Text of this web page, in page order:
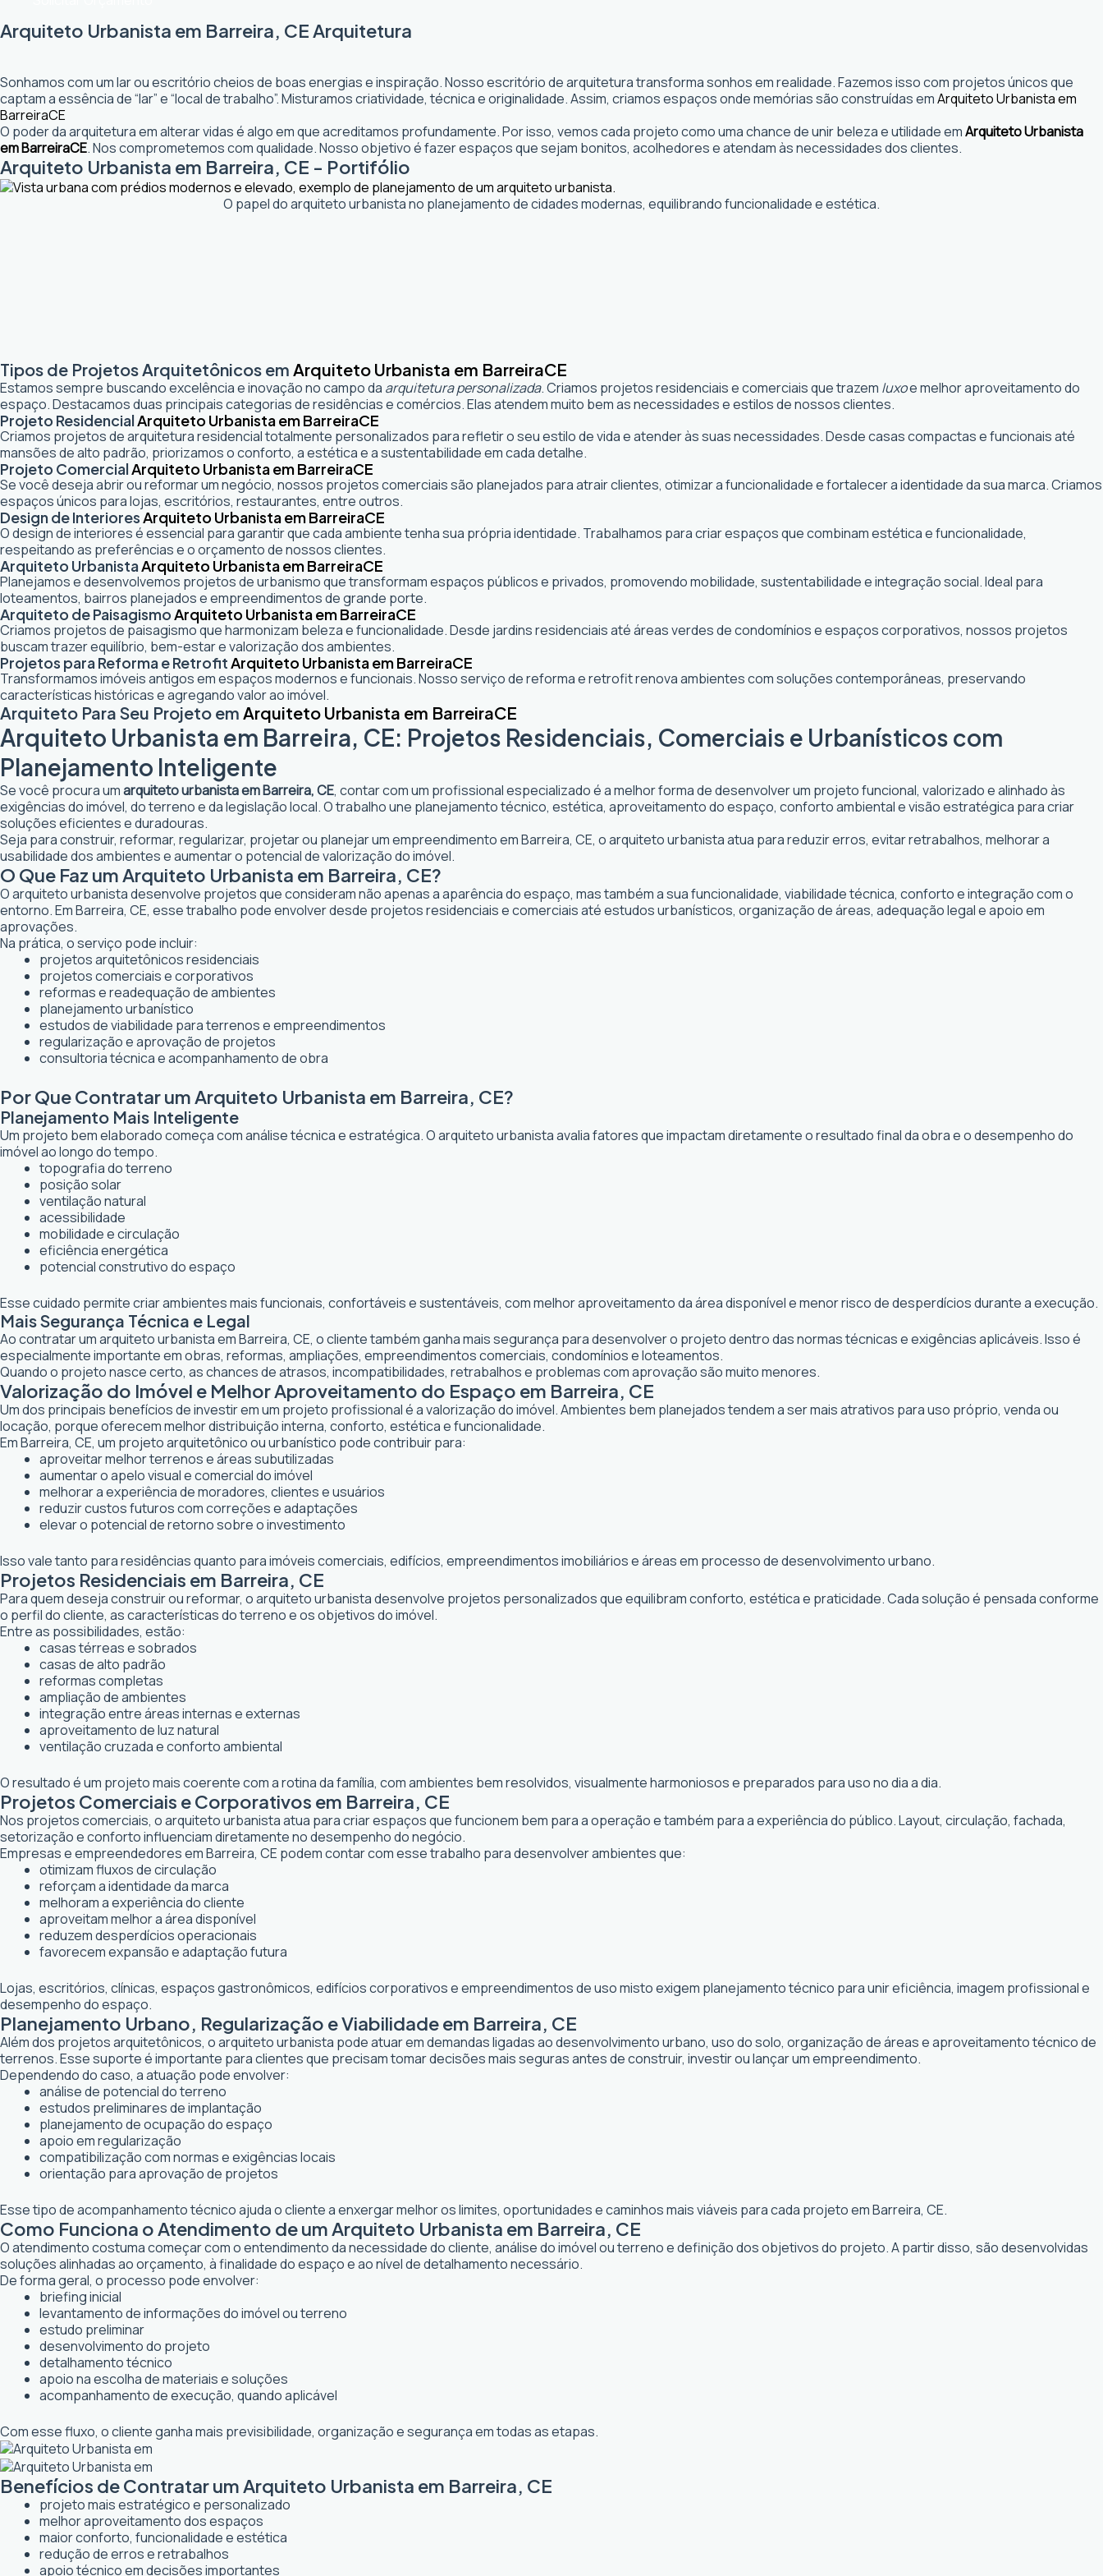
Arquiteto Urbanista em Barreira, CE Arquitetura
Sonhamos com um lar ou escritório cheios de boas energias e inspiração. Nosso escritório de arquitetura transforma sonhos em realidade. Fazemos isso com projetos únicos que
captam a essência de “lar” e “local de trabalho”. Misturamos criatividade, técnica e originalidade. Assim, criamos espaços onde memórias são construídas emArquiteto Urbanista em
BarreiraCE
O poder da arquitetura em alterar vidas é algo em que acreditamos profundamente. Por isso, vemos cada projeto como uma chance de unir beleza e utilidade emArquiteto Urbanista
em BarreiraCE. Nos comprometemos com qualidade. Nosso objetivo é fazer espaços que sejam bonitos, acolhedores e atendam às necessidades dos clientes.
Arquiteto Urbanista em Barreira, CE - Portifólio
O papel do arquiteto urbanista no planejamento de cidades modernas, equilibrando funcionalidade e estética.
Tipos de Projetos Arquitetônicos em Arquiteto Urbanista em BarreiraCE
Estamos sempre buscando excelência e inovação no campo da arquitetura personalizada. Criamos projetos residenciais e comerciais que trazem luxoe melhor aproveitamento do
espaço. Destacamos duas principais categorias de residências e comércios. Elas atendem muito bem as necessidades e estilos de nossos clientes.
Projeto ResidencialArquiteto Urbanista em BarreiraCE
Criamos projetos de arquitetura residencial totalmente personalizados para refletir o seu estilo de vida e atender às suas necessidades. Desde casas compactas e funcionais até
mansões de alto padrão, priorizamos o conforto, a estética e a sustentabilidade em cada detalhe.
Projeto ComercialArquiteto Urbanista em BarreiraCE
Se você deseja abrir ou reformar um negócio, nossos projetos comerciais são planejados para atrair clientes, otimizar a funcionalidade e fortalecer a identidade da sua marca. Criamos
espaços únicos para lojas, escritórios, restaurantes, entre outros.
Design de InterioresArquiteto Urbanista em BarreiraCE
O design de interiores é essencial para garantir que cada ambiente tenha sua própria identidade. Trabalhamos para criar espaços que combinam estética e funcionalidade,
respeitando as preferências e o orçamento de nossos clientes.
Arquiteto UrbanistaArquiteto Urbanista em BarreiraCE
Planejamos e desenvolvemos projetos de urbanismo que transformam espaços públicos e privados, promovendo mobilidade, sustentabilidade e integração social. Ideal para
loteamentos, bairros planejados e empreendimentos de grande porte.
Arquiteto de PaisagismoArquiteto Urbanista em BarreiraCE
Criamos projetos de paisagismo que harmonizam beleza e funcionalidade. Desde jardins residenciais até áreas verdes de condomínios e espaços corporativos, nossos projetos
buscam trazer equilíbrio, bem-estar e valorização dos ambientes.
Projetos para Reforma e RetrofitArquiteto Urbanista em BarreiraCE
Transformamos imóveis antigos em espaços modernos e funcionais. Nosso serviço de reforma e retrofit renova ambientes com soluções contemporâneas, preservando
características históricas e agregando valor ao imóvel.
Arquiteto Para Seu Projeto em Arquiteto Urbanista em BarreiraCE
Arquiteto Urbanista em Barreira, CE: Projetos Residenciais, Comerciais e Urbanísticos com
Planejamento Inteligente
Se você procura umarquiteto urbanista em Barreira, CE, contar com um profissional especializado é a melhor forma de desenvolver um projeto funcional, valorizado e alinhado às
exigências do imóvel, do terreno e da legislação local. O trabalho une planejamento técnico, estética, aproveitamento do espaço, conforto ambiental e visão estratégica para criar
soluções eficientes e duradouras.
Seja para construir, reformar, regularizar, projetar ou planejar um empreendimento em Barreira, CE, o arquiteto urbanista atua para reduzir erros, evitar retrabalhos, melhorar a
usabilidade dos ambientes e aumentar o potencial de valorização do imóvel.
O Que Faz um Arquiteto Urbanista em Barreira, CE?
O arquiteto urbanista desenvolve projetos que consideram não apenas a aparência do espaço, mas também a sua funcionalidade, viabilidade técnica, conforto e integração com o
entorno. Em Barreira, CE, esse trabalho pode envolver desde projetos residenciais e comerciais até estudos urbanísticos, organização de áreas, adequação legal e apoio em
aprovações.
Na prática, o serviço pode incluir:
projetos arquitetônicos residenciais
projetos comerciais e corporativos
reformas e readequação de ambientes
planejamento urbanístico
estudos de viabilidade para terrenos e empreendimentos
regularização e aprovação de projetos
consultoria técnica e acompanhamento de obra
Por Que Contratar um Arquiteto Urbanista em Barreira, CE?
Planejamento Mais Inteligente
Um projeto bem elaborado começa com análise técnica e estratégica. O arquiteto urbanista avalia fatores que impactam diretamente o resultado final da obra e o desempenho do
imóvel ao longo do tempo.
topografia do terreno
posição solar
ventilação natural
acessibilidade
mobilidade e circulação
eficiência energética
potencial construtivo do espaço
Esse cuidado permite criar ambientes mais funcionais, confortáveis e sustentáveis, com melhor aproveitamento da área disponível e menor risco de desperdícios durante a execução.
Mais Segurança Técnica e Legal
Ao contratar um arquiteto urbanista em Barreira, CE, o cliente também ganha mais segurança para desenvolver o projeto dentro das normas técnicas e exigências aplicáveis. Isso é
especialmente importante em obras, reformas, ampliações, empreendimentos comerciais, condomínios e loteamentos.
Quando o projeto nasce certo, as chances de atrasos, incompatibilidades, retrabalhos e problemas com aprovação são muito menores.
Valorização do Imóvel e Melhor Aproveitamento do Espaço em Barreira, CE
Um dos principais benefícios de investir em um projeto profissional é a valorização do imóvel. Ambientes bem planejados tendem a ser mais atrativos para uso próprio, venda ou
locação, porque oferecem melhor distribuição interna, conforto, estética e funcionalidade.
Em Barreira, CE, um projeto arquitetônico ou urbanístico pode contribuir para:
aproveitar melhor terrenos e áreas subutilizadas
aumentar o apelo visual e comercial do imóvel
melhorar a experiência de moradores, clientes e usuários
reduzir custos futuros com correções e adaptações
elevar o potencial de retorno sobre o investimento
Isso vale tanto para residências quanto para imóveis comerciais, edifícios, empreendimentos imobiliários e áreas em processo de desenvolvimento urbano.
Projetos Residenciais em Barreira, CE
Para quem deseja construir ou reformar, o arquiteto urbanista desenvolve projetos personalizados que equilibram conforto, estética e praticidade. Cada solução é pensada conforme
o perfil do cliente, as características do terreno e os objetivos do imóvel.
Entre as possibilidades, estão:
casas térreas e sobrados
casas de alto padrão
reformas completas
ampliação de ambientes
integração entre áreas internas e externas
aproveitamento de luz natural
ventilação cruzada e conforto ambiental
O resultado é um projeto mais coerente com a rotina da família, com ambientes bem resolvidos, visualmente harmoniosos e preparados para uso no dia a dia.
Projetos Comerciais e Corporativos em Barreira, CE
Nos projetos comerciais, o arquiteto urbanista atua para criar espaços que funcionem bem para a operação e também para a experiência do público. Layout, circulação, fachada,
setorização e conforto influenciam diretamente no desempenho do negócio.
Empresas e empreendedores em Barreira, CE podem contar com esse trabalho para desenvolver ambientes que:
otimizam fluxos de circulação
reforçam a identidade da marca
melhoram a experiência do cliente
aproveitam melhor a área disponível
reduzem desperdícios operacionais
favorecem expansão e adaptação futura
Lojas, escritórios, clínicas, espaços gastronômicos, edifícios corporativos e empreendimentos de uso misto exigem planejamento técnico para unir eficiência, imagem profissional e
desempenho do espaço.
Planejamento Urbano, Regularização e Viabilidade em Barreira, CE
Além dos projetos arquitetônicos, o arquiteto urbanista pode atuar em demandas ligadas ao desenvolvimento urbano, uso do solo, organização de áreas e aproveitamento técnico de
terrenos. Esse suporte é importante para clientes que precisam tomar decisões mais seguras antes de construir, investir ou lançar um empreendimento.
Dependendo do caso, a atuação pode envolver:
análise de potencial do terreno
estudos preliminares de implantação
planejamento de ocupação do espaço
apoio em regularização
compatibilização com normas e exigências locais
orientação para aprovação de projetos
Esse tipo de acompanhamento técnico ajuda o cliente a enxergar melhor os limites, oportunidades e caminhos mais viáveis para cada projeto em Barreira, CE.
Como Funciona o Atendimento de um Arquiteto Urbanista em Barreira, CE
O atendimento costuma começar com o entendimento da necessidade do cliente, análise do imóvel ou terreno e definição dos objetivos do projeto. A partir disso, são desenvolvidas
soluções alinhadas ao orçamento, à finalidade do espaço e ao nível de detalhamento necessário.
De forma geral, o processo pode envolver:
briefing inicial
levantamento de informações do imóvel ou terreno
estudo preliminar
desenvolvimento do projeto
detalhamento técnico
apoio na escolha de materiais e soluções
acompanhamento de execução, quando aplicável
Com esse fluxo, o cliente ganha mais previsibilidade, organização e segurança em todas as etapas.
Benefícios de Contratar um Arquiteto Urbanista em Barreira, CE
projeto mais estratégico e personalizado
melhor aproveitamento dos espaços
maior conforto, funcionalidade e estética
redução de erros e retrabalhos
apoio técnico em decisões importantes